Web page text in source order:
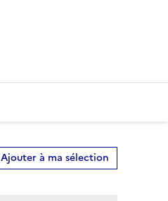
Ajouter à ma sélection